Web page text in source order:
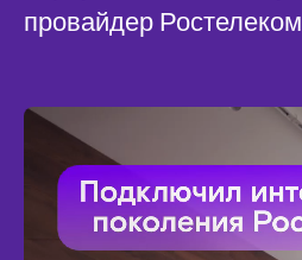
провайдер Ростелеком